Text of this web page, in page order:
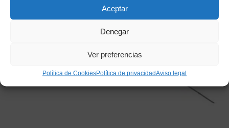
Aceptar
Denegar
Ver preferencias
Política de CookiesPolítica de privacidadAviso legal